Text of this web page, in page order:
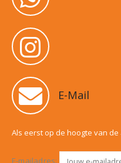
E-Mail
Als eerst op de hoogte van
E-mailadres: